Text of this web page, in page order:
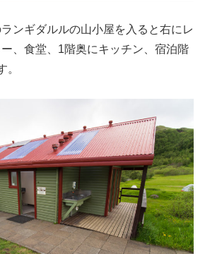
ンギダルルの山小屋を入ると右にレ
、食堂、1階奥にキッチン、宿泊階
。